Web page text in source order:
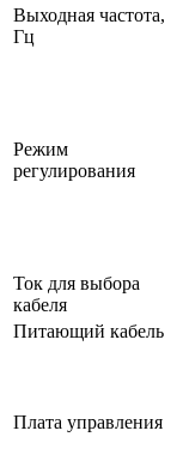
Выходная частота,
Гц
Режим
регулирования
Ток для выбора
кабеля
Питающий кабель
Плата управления